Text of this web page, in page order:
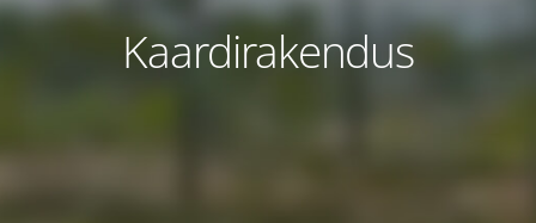
Kaardirakendus